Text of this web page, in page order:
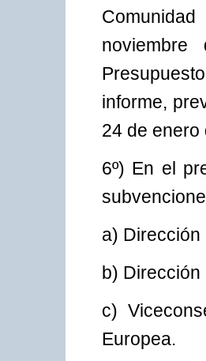
informe,
24 de enero
6º) En el
a) Dirección
b)
c)
Europea.